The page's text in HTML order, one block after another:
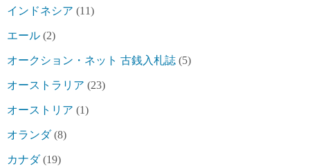
インドネシア (11)
エール (2)
オークション・ネット 古銭入札誌 (5)
オーストラリア (23)
オーストリア (1)
オランダ(8)
カナダ(19)